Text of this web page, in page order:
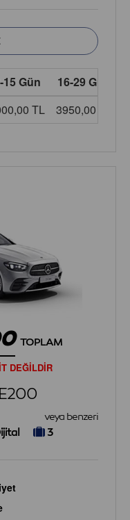
15 Gün 16-29 Gün
TL 3950,00 TL
TOPLAM
DEĞİLDİR
veya benzeri
3